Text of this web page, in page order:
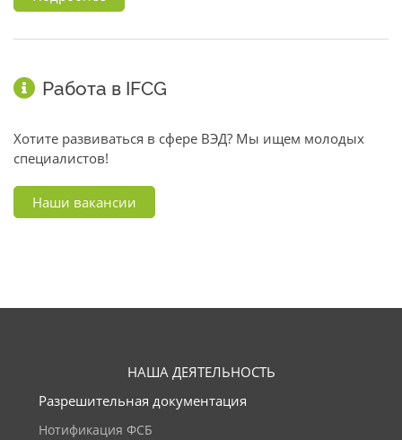
Работа в IFCG
Хотите развиваться в сфере ВЭД? Мы ищем молодых
специалистов!
Наши вакансии
НАША ДЕЯТЕЛЬНОСТЬ
Разрешительная документация
Нотификация ФСБ